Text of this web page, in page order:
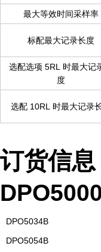
最大等效时间采样率
标配最大记录长度
选配选项 5RL 时最大记
度
选配 10RL 时最大记录
订货信息
DPO5034B
DPO5054B